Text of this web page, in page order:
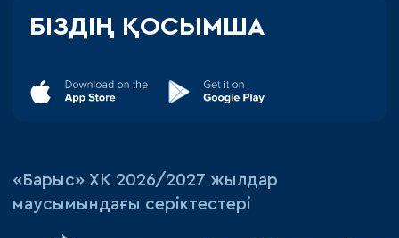
БІЗДІҢ ҚОСЫМША
«‎Барыс»‎ ХК 2026/2027 жылдар
маусымындағы серіктестері